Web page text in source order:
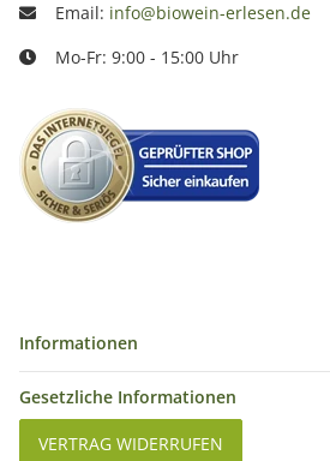
Email: info@biowein-erlesen.de
Mo-Fr: 9:00 - 15:00 Uhr
Informationen
Gesetzliche Informationen
VERTRAG WIDERRUFEN